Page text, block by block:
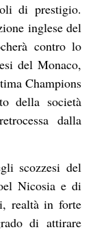
di prestigio.
inglese del
contro lo
del Monaco,
Champions
della società
dalla
scozzesi del
Nicosia e di
realtà in forte
di attirare